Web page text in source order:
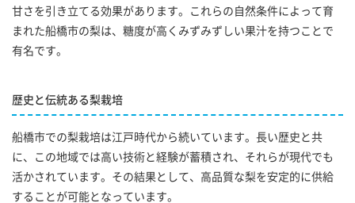
甘さを引き立てる効果があります。これらの自然条件によって育
まれた船橋市の梨は、糖度が高くみずみずしい果汁を持つことで
有名です。
歴史と伝統ある梨栽培
船橋市での梨栽培は江戸時代から続いています。長い歴史と共
に、この地域では高い技術と経験が蓄積され、それらが現代でも
活かされています。その結果として、高品質な梨を安定的に供給
することが可能となっています。